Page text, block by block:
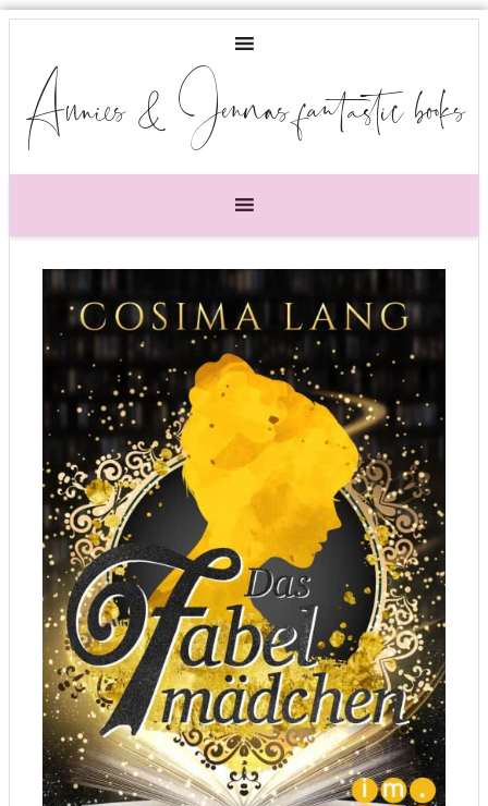
Annies & Jennas fantastic books